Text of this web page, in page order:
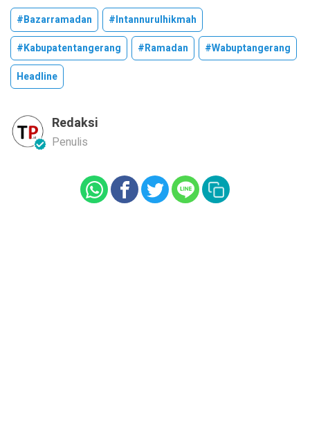
#bazarramadan
#intannurulhikmah
#kabupatentangerang
#ramadan
#wabuptangerang
Headline
Redaksi
Penulis